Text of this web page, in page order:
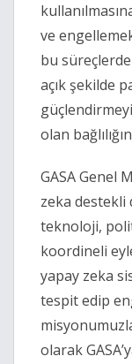
ve
bu
açık şekilde
olan
GASA Genel
zeka destekli
teknoloji,
koordineli
yapay zeka
tespit edip
olarak GASA’